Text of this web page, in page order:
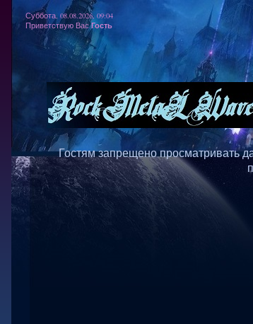
Суббота, 08.08.2026, 09:04
Приветствую Вас Гость
Гостям запрещено просматривать